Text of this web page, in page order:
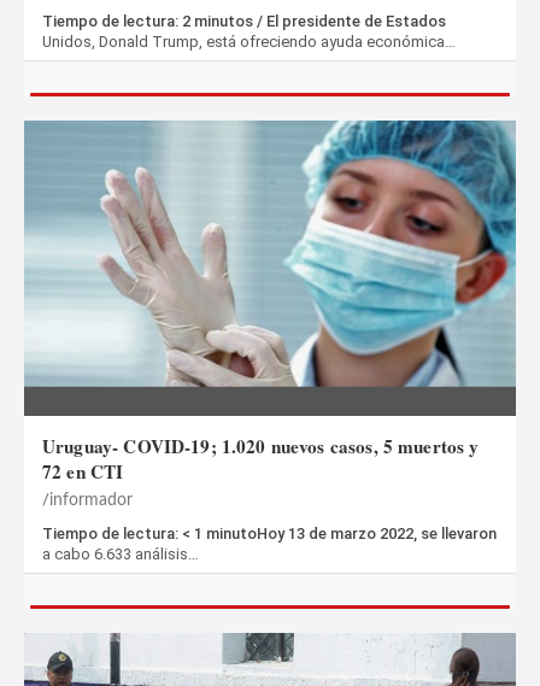
Tiempo de lectura: 2 minutos / El presidente de Estados
Unidos, Donald Trump, está ofreciendo ayuda económica…
Uruguay- COVID-19; 1.020 nuevos casos, 5 muertos y
72 en CTI
informador
Tiempo de lectura: < 1 minutoHoy 13 de marzo 2022, se llevaron
a cabo 6.633 análisis…